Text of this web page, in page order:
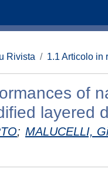
Rivista 1.1 Articolo in
of
layered
; MALUCELLI,